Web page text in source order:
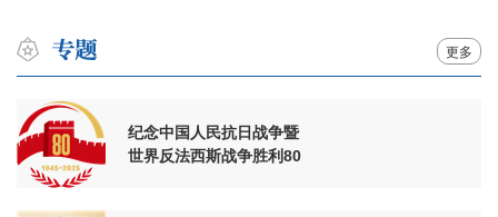
更多
纪念中国人民抗日战争暨
世界反法西斯战争胜利80